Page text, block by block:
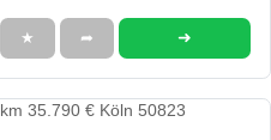
★ ➦ ➜